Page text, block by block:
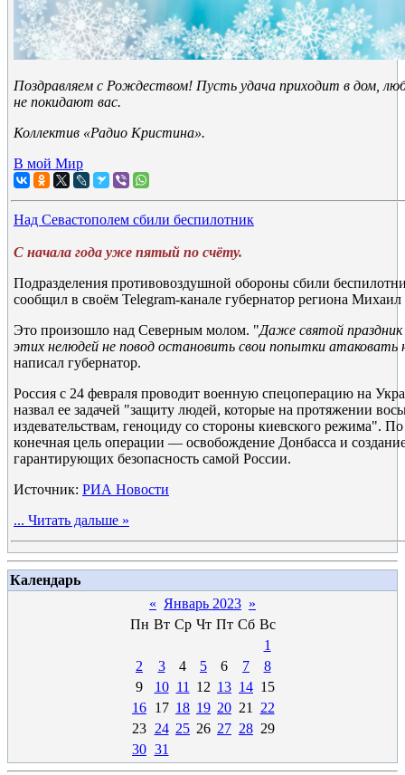
Поздравляем с Рождеством! Пусть удача приходит в дом,
не покидают вас.
Коллектив «Радио Кристина».
В мой Мир
Над Севастополем сбили беспилотник
С начала года уже пятый по счёту.
Подразделения противовоздушной обороны сбили
сообщил в своём Telegram-канале губернатор региона Михаил
Это произошло над Северным молом. "Даже святой
этих нелюдей не повод остановить свои попытки атаковать
написал губернатор.
Россия с 24 февраля проводит военную спецоперацию на
назвал ее задачей "защиту людей, которые на протяжении
издевательствам, геноциду со стороны киевского режима".
конечная цель операции — освобождение Донбасса и
гарантирующих безопасность самой России.
Источник: РИА Новости
... Читать дальше »
Календарь
« Январь 2023 »
Пн Вт Ср Чт Пт Сб Вс
1
2
3 4 5 6 7
8
9
10 11 12 13 14 15
16 17 18 19 20 21
22
23 24 25 26 27 28 29
30 31